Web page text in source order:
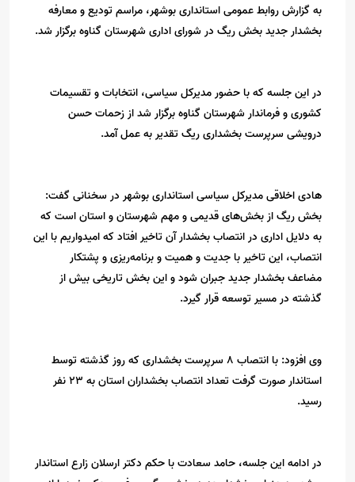
به گزارش روابط عمومی استانداری بوشهر، مراسم تودیع و معارفه
بخشدار جدید بخش ریگ در شورای اداری شهرستان گناوه برگزار شد.
در این جلسه که با حضور مدیرکل سیاسی، انتخابات و تقسیمات
کشوری و فرماندار شهرستان گناوه برگزار شد از زحمات حسن
درویشی سرپرست بخشداری ریگ تقدیر به عمل آمد.
هادی اخلاقی مدیرکل سیاسی استانداری بوشهر در سخنانی گفت:
بخش ریگ از بخش‌های قدیمی و مهم شهرستان و استان است که
به دلایل اداری در انتصاب بخشدار آن تاخیر افتاد که امیدواریم با این
انتصاب، این تاخیر با جدیت و همیت و برنامه‌ریزی و پشتکار
مضاعف بخشدار جدید جبران شود و این بخش تاریخی بیش از
گذشته در مسیر توسعه قرار گیرد.
وی افزود: با انتصاب ۸ سرپرست بخشداری که روز گذشته توسط
استاندار صورت گرفت تعداد انتصاب بخشداران استان به ۲۳ نفر
رسید.
در ادامه این جلسه، حامد سعادت با حکم دکتر ارسلان زارع استاندار